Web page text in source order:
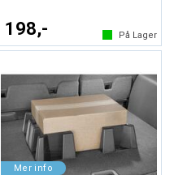
198,- På Lager